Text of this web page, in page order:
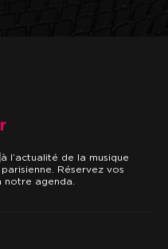
l’actualité de la musique
Réservez vos
agenda.